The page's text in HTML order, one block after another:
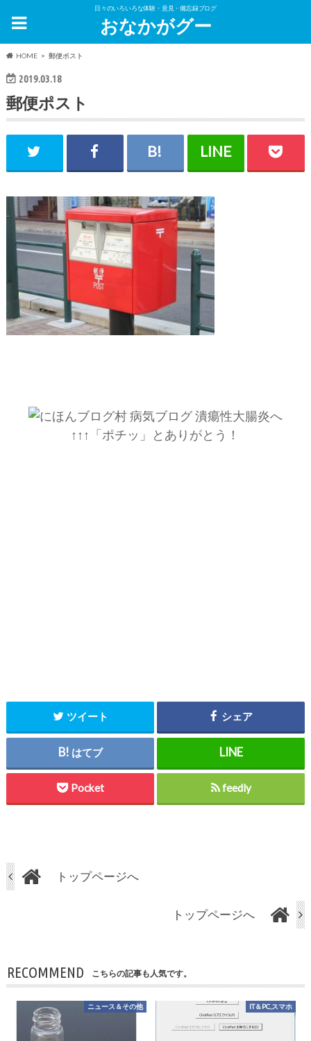
日々のいろいろな体験・意見・備忘録ブログ
おなかがグー
HOME 郵便ポスト
2019.03.18
郵便ポスト
↑↑↑「ポチッ」とありがとう！
ツイート シェア
はてブ
Pocket feedly
トップページへ
トップページへ
RECOMMEND こちらの記事も人気です。
ニュース＆その他 IT＆PC,スマホ